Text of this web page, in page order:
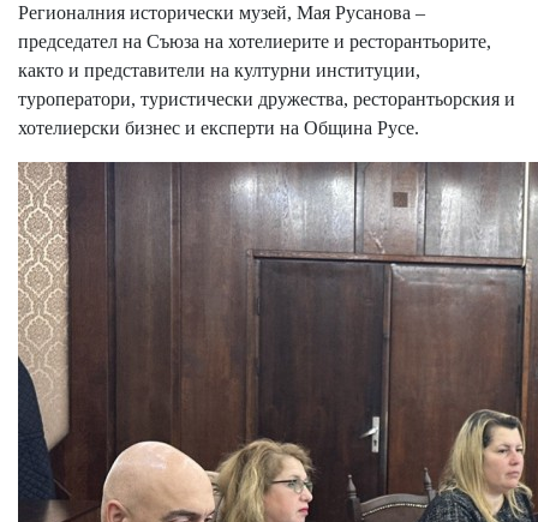
Регионалния исторически музей, Мая Русанова –
председател на Съюза на хотелиерите и ресторантьорите,
както и представители на културни институции,
туроператори, туристически дружества, ресторантьорския и
хотелиерски бизнес и експерти на Община Русе.